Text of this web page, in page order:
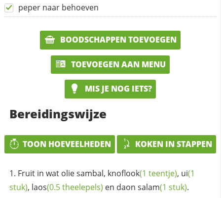
peper naar behoeven
BOODSCHAPPEN TOEVOEGEN
TOEVOEGEN AAN MENU
MIS JE NOG IETS?
Bereidingswijze
TOON HOEVEELHEDEN KOKEN IN STAPPEN
Fruit in wat olie sambal, knoflook(1 teentje), ui(1
stuk), laos(0.5 theelepels) en daon salam(1 stuk).